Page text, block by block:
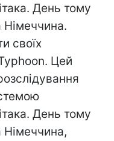
День тому
Німеччина.
своїх
Цей
День тому
Німеччина,